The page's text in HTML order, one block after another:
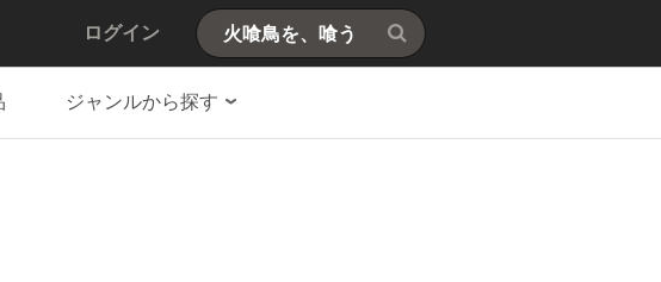
ログイン
ジャンルから探す